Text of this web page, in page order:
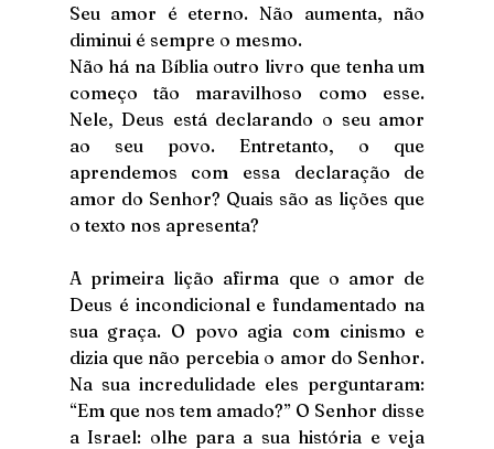
Seu amor é eterno. Não aumenta, não
diminui é sempre o mesmo.
Não há na Bíblia outro livro que tenha um
começo tão maravilhoso como esse.
Nele, Deus está declarando o seu amor
ao seu povo. Entretanto, o que
aprendemos com essa declaração de
amor do Senhor? Quais são as lições que
o texto nos apresenta?
A primeira lição afirma que o amor de
Deus é incondicional e fundamentado na
sua graça. O povo agia com cinismo e
dizia que não percebia o amor do Senhor.
Na sua incredulidade eles perguntaram:
“Em que nos tem amado?” O Senhor disse
a Israel: olhe para a sua história e veja